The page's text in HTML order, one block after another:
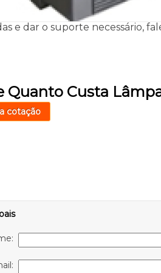
e dar o suporte necessário,
Quanto Custa
cotação